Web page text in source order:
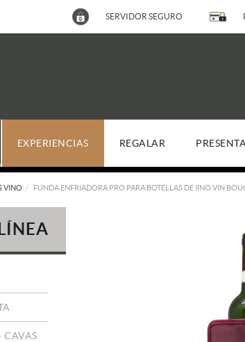
SERVIDOR SEGURO
EXPERIENCIAS REGALAR
VINO FUNDA ENFRIADORA PRO PARA BOTELLAS DE IINO VIN
CAVAS